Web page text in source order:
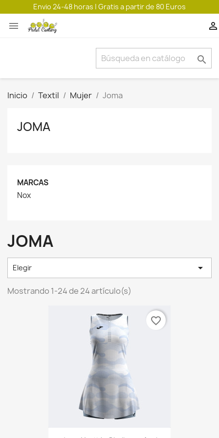
Envio 24-48 horas | Gratis a partir de 80 Euros
 

Inicio Textil Mujer Joma
JOMA
MARCAS
Nox
JOMA
Elegir 
Mostrando 1-24 de 24 artículo(s)
favorite_border